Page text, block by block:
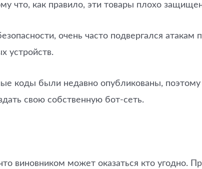
что, как правило, эти товары плохо
очень часто подвергался
устройств.
коды были недавно опубликованы,
свою собственную бот-сеть.
виновником может оказаться кто угодно.